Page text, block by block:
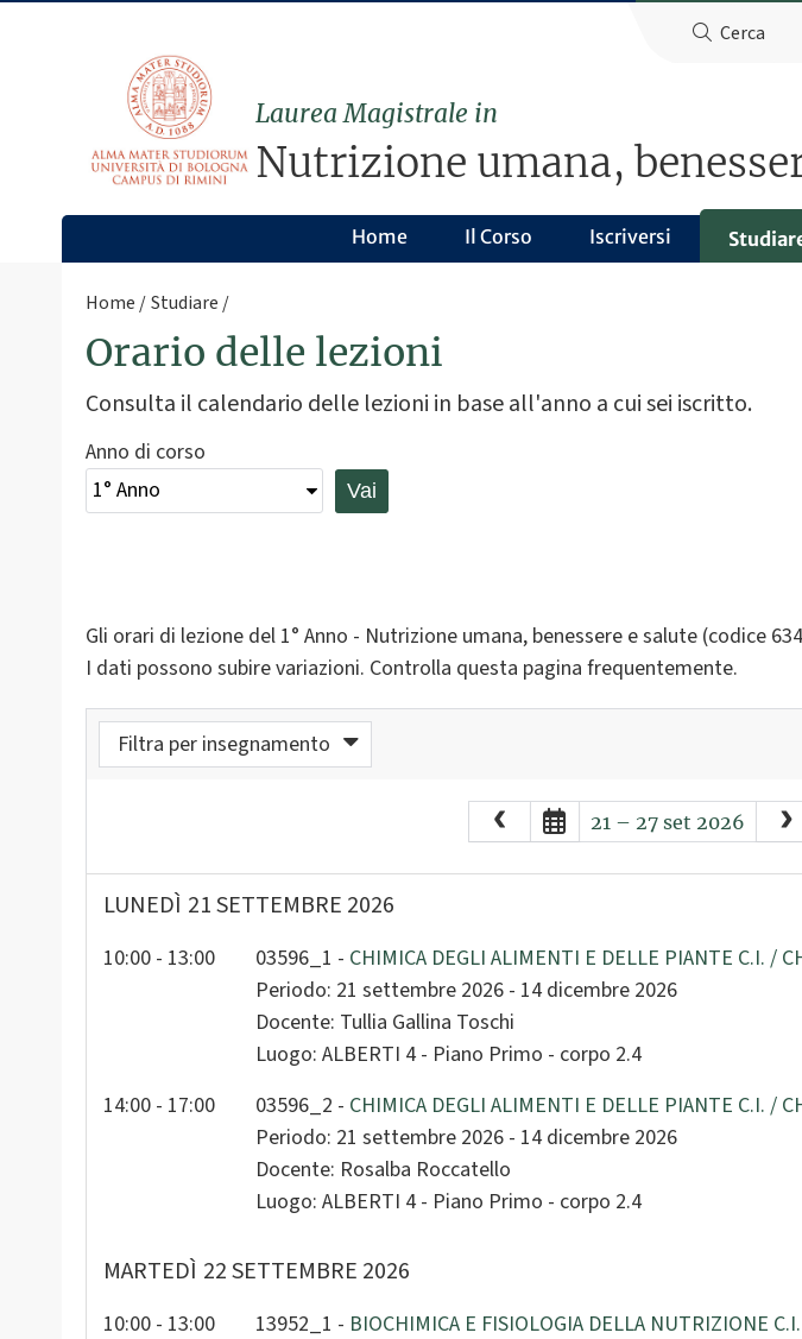
Cerca
Laurea Magistrale in
Nutrizione umana,
Home Il Corso Iscriversi
Home Studiare
Orario delle lezioni
Consulta il calendario delle lezioni in base all'anno a cui sei iscritto.
Anno di corso
Vai
Gli orari di lezione del 1° Anno - Nutrizione umana, benessere e salute (codice
I dati possono subire variazioni. Controlla questa pagina frequentemente.
Filtra per insegnamento
August 2026
Sun Mon Tue Wed
26 27 28 29
9 10 11 12
16 17 18
23
Today
21 – 27 set 2026
LUNEDÌ 21 SETTEMBRE 2026
10:00 - 13:00 03596_1 - CHIMICA DEGLI ALIMENTI E DELLE PIANTE C.I. /
Periodo: 21 settembre 2026 - 14 dicembre 2026
Docente: Tullia Gallina Toschi
Luogo: ALBERTI 4 - Piano Primo - corpo 2.4
14:00 - 17:00
03596_2 - CHIMICA DEGLI ALIMENTI E DELLE PIANTE C.I. /
Periodo: 21 settembre 2026 - 14 dicembre 2026
Docente: Rosalba Roccatello
Luogo: ALBERTI 4 - Piano Primo - corpo 2.4
MARTEDÌ 22 SETTEMBRE 2026
10:00 - 13:00 13952_1 - BIOCHIMICA E FISIOLOGIA DELLA NUTRIZIONE